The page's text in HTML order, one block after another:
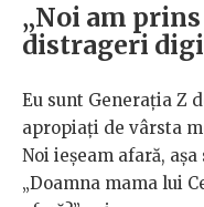
„Noi am
distrageri
Eu sunt Generația Z
apropiați de vârsta
Noi ieșeam afară,
„Doamna mama lui